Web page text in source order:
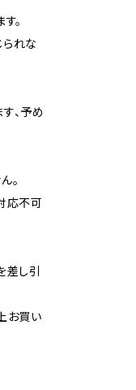
。
れな
、予め
。
応不可
し引
お買い